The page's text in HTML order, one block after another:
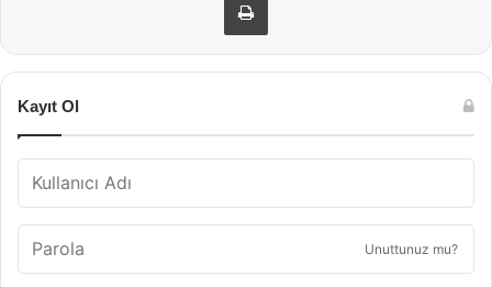
Kayıt Ol
Unuttunuz mu?